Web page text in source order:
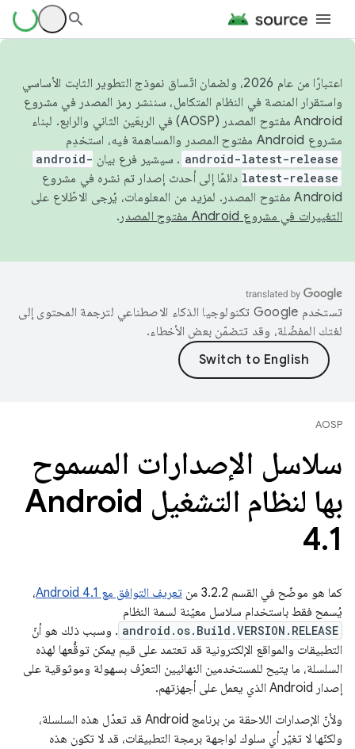
اعتبارًا من عام 2026، ولضمان اتّساق نموذج التطوير الثابت الأساسي
واستقرار المنصة في النظام المتكامل، سننشر رمز المصدر في مشروع
Android مفتوح المصدر (AOSP) في الربعَين الثاني والرابع. لبناء
مشروع Android مفتوح المصدر والمساهمة فيه، استخدِم
android-latest-release . سيشير فرع بيان android-
latest-release دائمًا إلى أحدث إصدار تم نشره في مشروع
Android مفتوح المصدر. لمزيد من المعلومات، يُرجى الاطّلاع على
التغييرات في مشروع Android مفتوح المصدر
.
تستخدم Google تكنولوجيا الذكاء الاصطناعي لترجمة المحتوى إلى
لغتك المفضّلة، وقد تتضمّن بعض الأخطاء.
AOSP
سلاسل الإصدارات المسموح
بها لنظام التشغيل Android
4.1
كما هو موضّح في القسم 3.2.2 من تعريف التوافق مع Android 4.1
،
يُسمح فقط باستخدام سلاسل معيّنة لسمة النظام
android.os.Build.VERSION.RELEASE . وسبب ذلك هو أنّ
التطبيقات والمواقع الإلكترونية قد تعتمد على قيم يمكن توقُّعها لهذه
السلسلة، ما يتيح للمستخدمين النهائيين التعرّف بسهولة وموثوقية على
إصدار Android الذي يعمل على أجهزتهم.
ولأنّ الإصدارات اللاحقة من برنامج Android قد تعدّل هذه السلسلة،
ولكنّها لا تغيّر أي سلوك لواجهة برمجة التطبيقات، قد لا تكون هذه